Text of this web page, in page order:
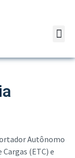
Autônomo
(ETC) e